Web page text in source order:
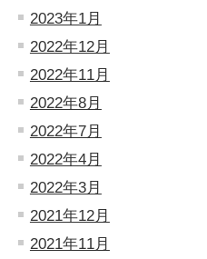
2023年1月
2022年12月
2022年11月
2022年8月
2022年7月
2022年4月
2022年3月
2021年12月
2021年11月